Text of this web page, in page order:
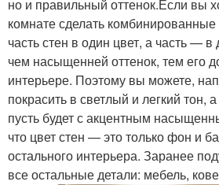
но и правильный оттенок.Если вы
комнате сделать комбинированные
часть стен в один цвет, а часть — в
чем насыщенней оттенок, тем его
интерьере. Поэтому вы можете,
покрасить в светлый и легкий тон,
пусть будет с акцентным
что цвет стен — это только фон и
остального интерьера. Заранее
все остальные детали: мебель,